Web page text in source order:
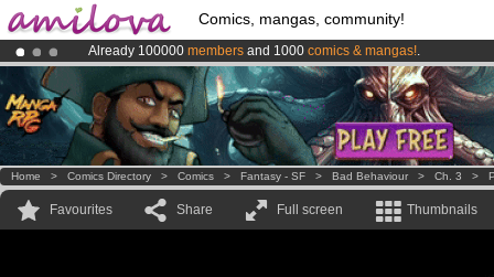
Comics, mangas, community!
Already 100000 members and 1000 comics & mangas!.
Premium membership from3.95 eurosper month !Get membership
AmilovaKickstarter is now LIVE!.
Home > Comics Directory > Comics > Fantasy - SF > Bad Behaviour > Ch. 3 >
Favourites Share Full screen Thumbnails